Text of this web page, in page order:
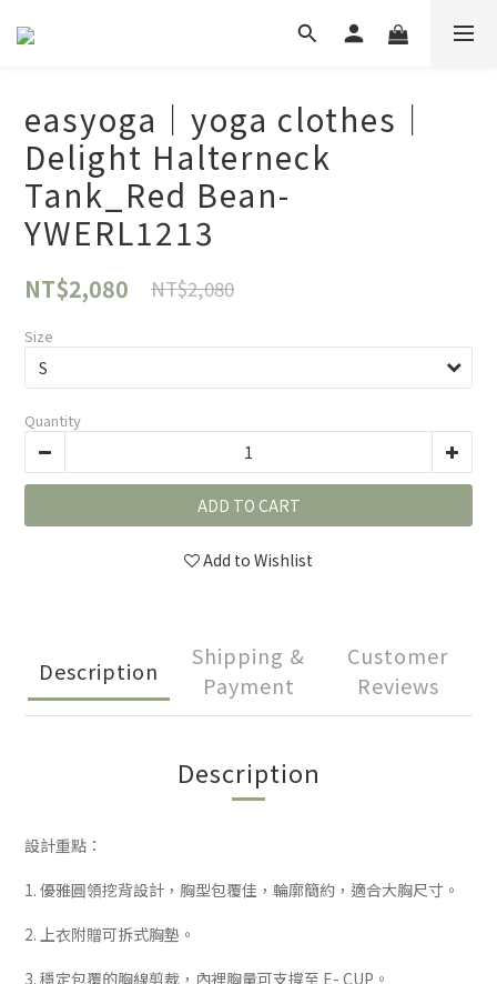
easyoga｜yoga clothes｜
Delight Halterneck
Tank_Red Bean-
YWERL1213
NT$2,080 NT$2,080
Size
Quantity
ADD TO CART
Add to Wishlist
Description
Shipping &
Payment
Customer
Reviews
Description
設計重點：
1. 優雅圓領挖背設計，胸型包覆佳，輪廓簡約，適合大胸尺寸。
2. 上衣附贈可拆式胸墊。
3. 穩定包覆的胸線剪裁，內裡胸量可支撐至 E- CUP。